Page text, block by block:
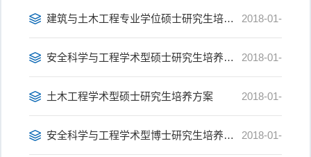
15
建筑与土木工程专业学位硕士研究生培养方案 2018-01-
15
安全科学与工程学术型硕士研究生培养方案 2018-01-
15
土木工程学术型硕士研究生培养方案 2018-01-
15
安全科学与工程学术型博士研究生培养方案 2018-01-